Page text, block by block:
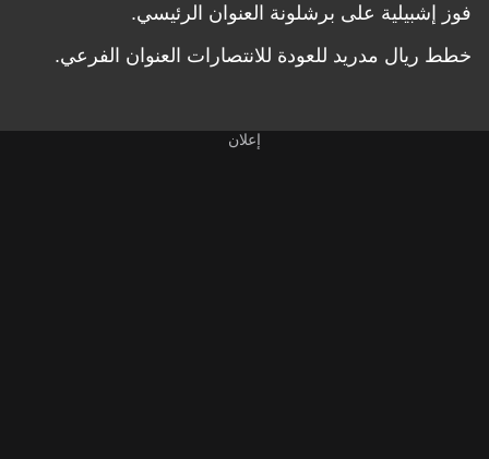
فوز إشبيلية على برشلونة العنوان الرئيسي.
خطط ريال مدريد للعودة للانتصارات العنوان الفرعي.